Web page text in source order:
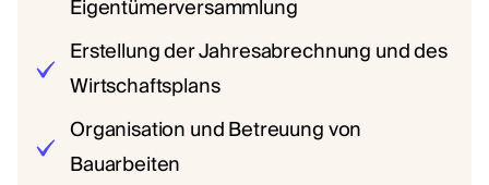
Eigentümerversammlung
Erstellung der Jahresabrechnung und des
Wirtschaftsplans
Organisation und Betreuung von
Bauarbeiten